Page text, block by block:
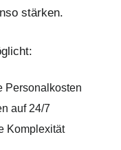
stärken.
Personalkosten
auf 24/7
Komplexität